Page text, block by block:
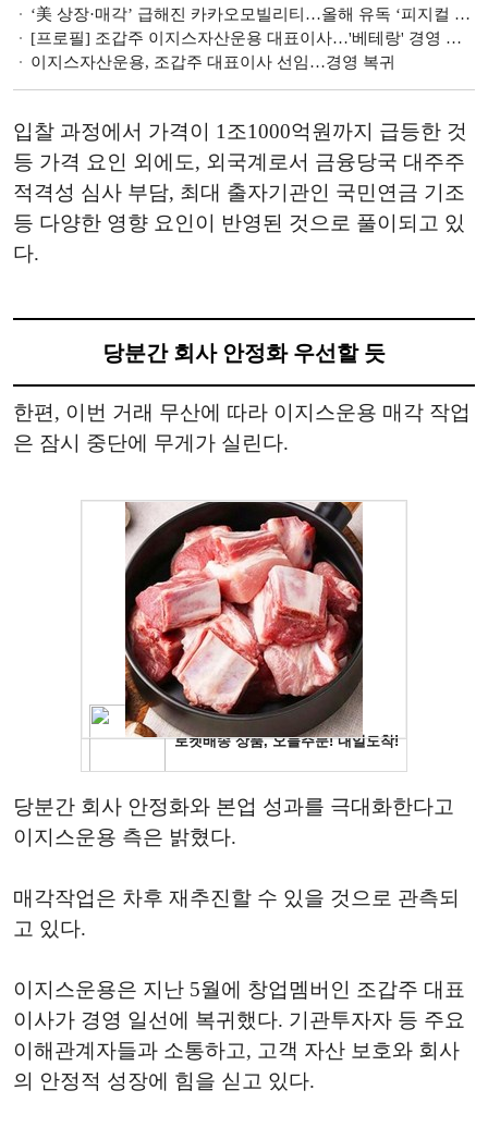
‘美 상장·매각’ 급해진 카카오모빌리티…올해 유독 ‘피지컬 AI’ 외치는 속내
[프로필] 조갑주 이지스자산운용 대표이사…'베테랑' 경영 복귀
이지스자산운용, 조갑주 대표이사 선임…경영 복귀
입찰 과정에서 가격이 1조1000억원까지 급등한 것
등 가격 요인 외에도, 외국계로서 금융당국 대주주
적격성 심사 부담, 최대 출자기관인 국민연금 기조
등 다양한 영향 요인이 반영된 것으로 풀이되고 있
다.
당분간 회사 안정화 우선할 듯
한편, 이번 거래 무산에 따라 이지스운용 매각 작업
은 잠시 중단에 무게가 실린다.
당분간 회사 안정화와 본업 성과를 극대화한다고
이지스운용 측은 밝혔다.
매각작업은 차후 재추진할 수 있을 것으로 관측되
고 있다.
이지스운용은 지난 5월에 창업멤버인 조갑주 대표
이사가 경영 일선에 복귀했다. 기관투자자 등 주요
이해관계자들과 소통하고, 고객 자산 보호와 회사
의 안정적 성장에 힘을 싣고 있다.